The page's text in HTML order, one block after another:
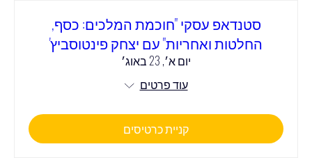
סטנדאפ עסקי "חוכמת המלכים: כסף,
החלטות ואחריות" עם יצחק פינטוסביץ'
יום א׳, 23 באוג׳
עוד פרטים
קניית כרטיסים